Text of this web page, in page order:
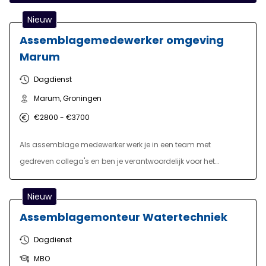
Nieuw
Assemblagemedewerker omgeving
Marum
Dagdienst
Marum, Groningen
€2800 - €3700
Als assemblage medewerker werk je in een team met
gedreven collega's en ben je verantwoordelijk voor het
monteren en assembleren van diverse
waterbehandelingsinstallaties. Je werkt aan productielijnen en
volgt daarbij procedures om ervoor te zorgen dat alle
zullen voornamelijk bestaan uit het voorbereiden van
materialen en het assembleren van componenten. Daarnaast
Nieuw
Assemblagemonteur Watertechniek
Dagdienst
MBO